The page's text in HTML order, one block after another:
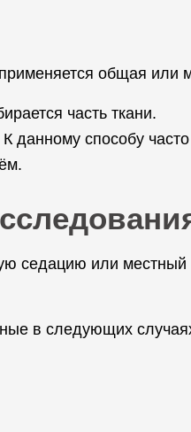
общая или
часть ткани.
способу
седацию или
в следующих